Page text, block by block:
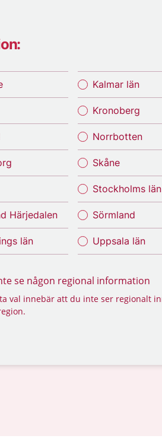
Härjedalen
län
Kalmar län
Kronoberg
Norrbotten
Skåne
Stockholms län
Sörmland
Uppsala län
se någon regional information
val innebär att du inte ser regionalt